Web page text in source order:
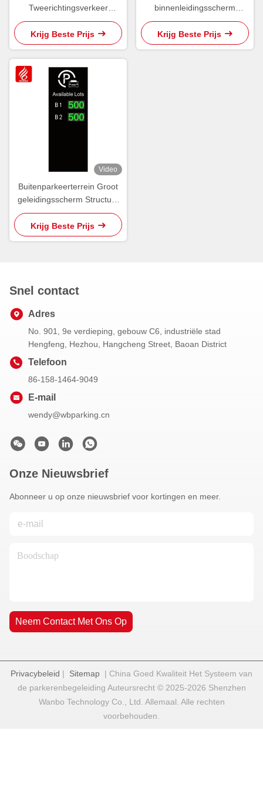
Tweerichtingsverkeer
Inrichtingsbord Display
Wayfinder Scherm
Krijg Beste Prijs
binnenleidingsscherm
Parkeerruimtescherm
Krijg Beste Prijs
Video
Buitenparkeerterrein Groot
geleidingsscherm Structuur
Signage OEM ODM
Krijg Beste Prijs
Snel contact
Adres
No. 901, 9e verdieping, gebouw C6, industriële stad
Hengfeng, Hezhou, Hangcheng Street, Baoan District
Telefoon
86-158-1464-9049
E-mail
wendy@wbparking.cn
Onze Nieuwsbrief
Abonneer u op onze nieuwsbrief voor kortingen en meer.
Neem Contact Met Ons Op
Privacybeleid | Sitemap | China Goed Kwaliteit Het Systeem van
de parkerenbegeleiding Auteursrecht © 2025-2026 Shenzhen
Wanbo Technology Co., Ltd. Allemaal. Alle rechten
voorbehouden.